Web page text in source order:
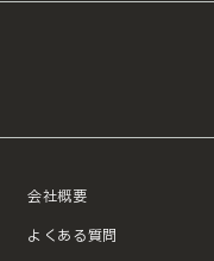
会社概要
よくある質問